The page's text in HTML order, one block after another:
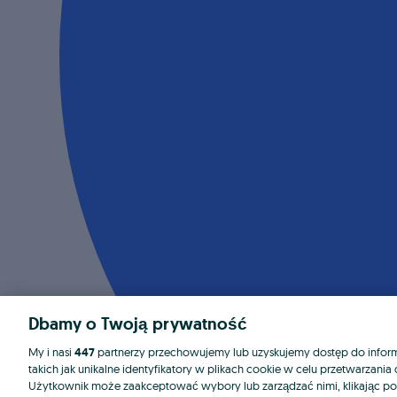
Dbamy o Twoją prywatność
My i nasi 447partnerzy przechowujemy lub uzyskujemy dostęp do
takich jak unikalne identyfikatory w plikach cookie w celu
Użytkownik może zaakceptować wybory lub zarządzać nimi, klikając